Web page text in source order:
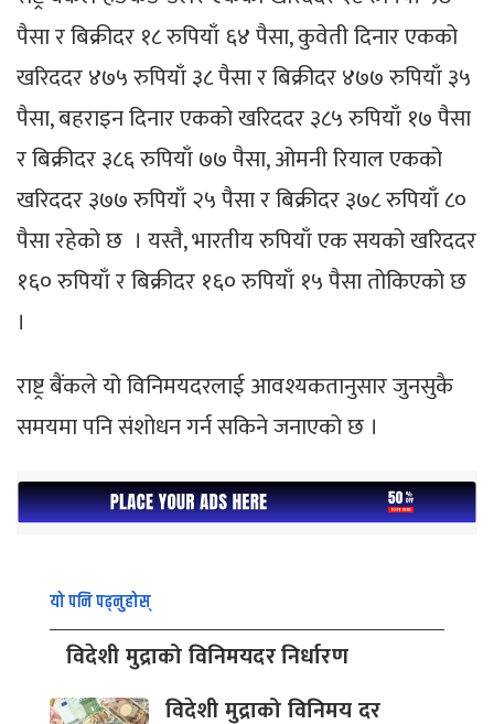
पैसा र बिक्रीदर १८ रुपियाँ ६४ पैसा, कुवेती दिनार एकको
खरिददर ४७५ रुपियाँ ३८ पैसा र बिक्रीदर ४७७ रुपियाँ ३५
पैसा, बहराइन दिनार एकको खरिददर ३८५ रुपियाँ १७ पैसा
र बिक्रीदर ३८६ रुपियाँ ७७ पैसा, ओमनी रियाल एकको
खरिददर ३७७ रुपियाँ २५ पैसा र बिक्रीदर ३७८ रुपियाँ ८०
पैसा रहेको छ । यस्तै, भारतीय रुपियाँ एक सयको खरिददर
१६० रुपियाँ र बिक्रीदर १६० रुपियाँ १५ पैसा तोकिएको छ
।
राष्ट्र बैंकले यो विनिमयदरलाई आवश्यकतानुसार जुनसुकै
समयमा पनि संशोधन गर्न सकिने जनाएको छ ।
यो पनि पढ्नुहोस्
विदेशी मुद्राको विनिमयदर निर्धारण
विदेशी मुद्राको विनिमय दर